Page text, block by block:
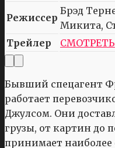
Режиссер
Брэд
Микита,
Трейлер
СМОТРЕТЬ
Бывший спецагент
работает
Джулсом. Они
грузы, от картин до
принимает наиболее